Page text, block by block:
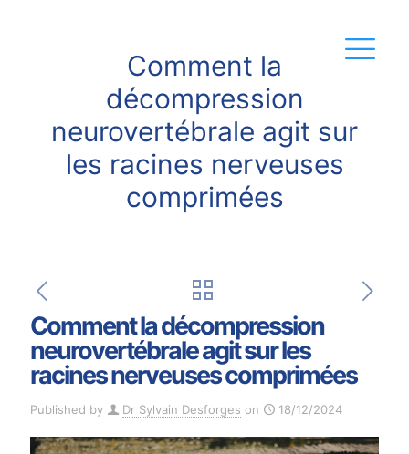
Comment la
décompression
neurovertébrale agit sur
les racines nerveuses
comprimées
Comment la décompression
neurovertébrale agit sur les
racines nerveuses comprimées
Published by Dr Sylvain Desforges on 18/12/2024